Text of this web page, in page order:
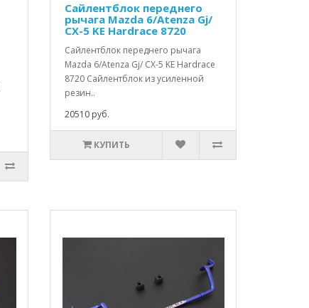
Сайлентблок переднего
рычага Mazda 6/Atenza Gj/
CX-5 KE Hardrace 8720
Сайлентблок переднего рычага
Mazda 6/Atenza Gj/ CX-5 KE Hardrace
8720 Сайлентблок из усиленной
резин..
20510 руб.
КУПИТЬ